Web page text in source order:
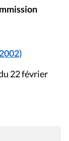
22 février